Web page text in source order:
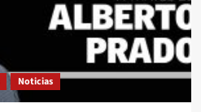
Noticias